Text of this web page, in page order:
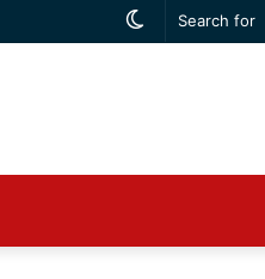
Switch